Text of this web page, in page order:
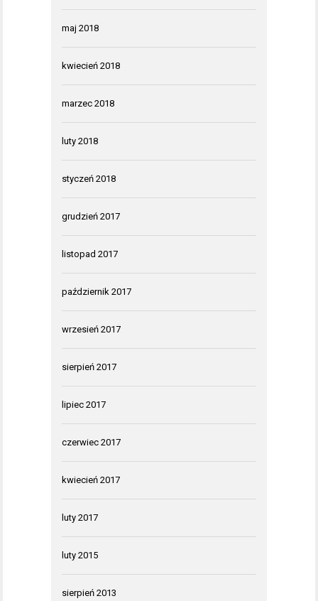
maj 2018
kwiecień 2018
marzec 2018
luty 2018
styczeń 2018
grudzień 2017
listopad 2017
październik 2017
wrzesień 2017
sierpień 2017
lipiec 2017
czerwiec 2017
kwiecień 2017
luty 2017
luty 2015
sierpień 2013